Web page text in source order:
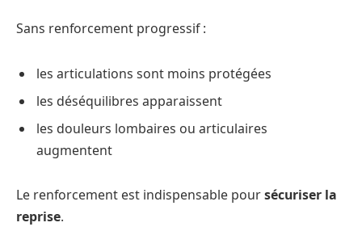
Sans renforcement progressif :
les articulations sont moins protégées
les déséquilibres apparaissent
les douleurs lombaires ou articulaires
augmentent
Le renforcement est indispensable poursécuriser la
reprise.